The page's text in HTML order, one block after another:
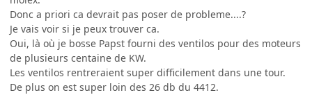
Donc a priori ca devrait pas poser de probleme....?
Je vais voir si je peux trouver ca.
Oui, là où je bosse Papst fourni des ventilos pour des moteurs
de plusieurs centaine de KW.
Les ventilos rentreraient super difficilement dans une tour.
De plus on est super loin des 26 db du 4412.